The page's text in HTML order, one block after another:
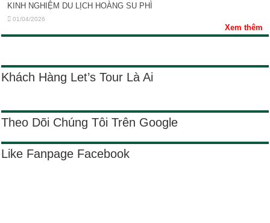
KINH NGHIỆM DU LỊCH HOÀNG SU PHÌ
01/04/2026
Xem thêm
Khách Hàng Let’s Tour Là Ai
Theo Dõi Chúng Tôi Trên Google
Like Fanpage Facebook